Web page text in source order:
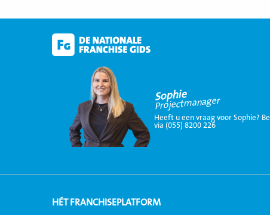
Sophie
Projectmanager
Heeft u een vraag voor Sophie? Bel
via (055) 8200 226
HÉT FRANCHISEPLATFORM